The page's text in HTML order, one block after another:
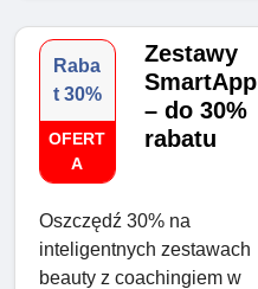
Raba
t 30%
OFERT
A
Zestawy
SmartApp
– do 30%
rabatu
Oszczędź 30% na
inteligentnych zestawach
beauty z coachingiem w